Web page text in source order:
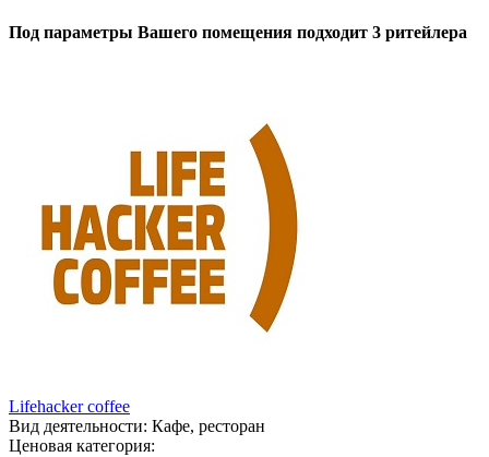
Под параметры Вашего помещения подходит 3 ритейлера
Lifehacker coffee
Вид деятельности: Кафе, ресторан
Ценовая категория: